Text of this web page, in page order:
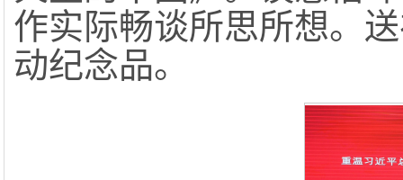
作实际畅谈所思所想。
动纪念品。